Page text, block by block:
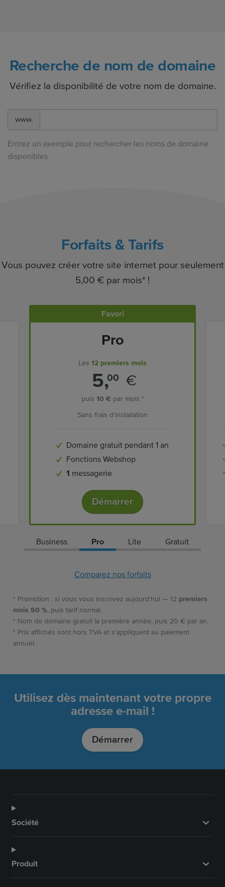
Recherche de nom de domaine
Vérifiez la disponibilité de votre nom de domaine.
www.
Entrez un exemple pour rechercher les noms de domaine
disponibles
Forfaits & Tarifs
Vous pouvez créer votre site internet pour seulement
5,00 € par mois* !
Favori
Pro
Les 12 premiers mois
5,00 €
puis 10 € par mois *
Sans frais d'installation
Domaine gratuit pendant 1 an
Fonctions Webshop
1 messagerie
Démarrer
Business Pro Lite Gratuit
Comparez nos forfaits
* Promotion : si vous vous inscrivez aujourd'hui — 12 premiers
mois 50 %, puis tarif normal.
* Nom de domaine gratuit la première année, puis 20 € par an.
* Prix affichés sont hors TVA et s'appliquent au paiement
annuel.
Utilisez dès maintenant votre propre
adresse e-mail !
Démarrer
Société
Produit